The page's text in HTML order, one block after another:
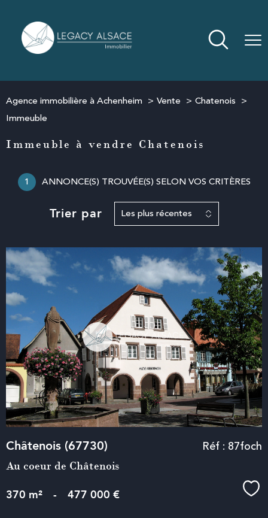
Agence immobilière à Achenheim Vente
Chatenois
Immeuble
Immeuble à vendre Chatenois
1 ANNONCE(S) TROUVÉE(S) SELON VOS CRITÈRES
Trier par Les plus récentes
voir le
bien
Châtenois (67730)
Au coeur de Châtenois
Réf : 87foch
370 m² - 477 000 €